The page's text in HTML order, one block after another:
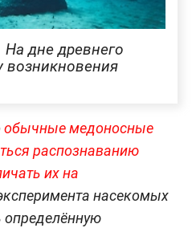
дне древнего
возникновения
обычные медоносные
распознаванию
их на
насекомых
определённую